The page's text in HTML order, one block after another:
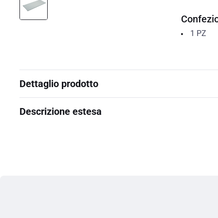
1 PZ
Dettaglio prodotto
Descrizione estesa